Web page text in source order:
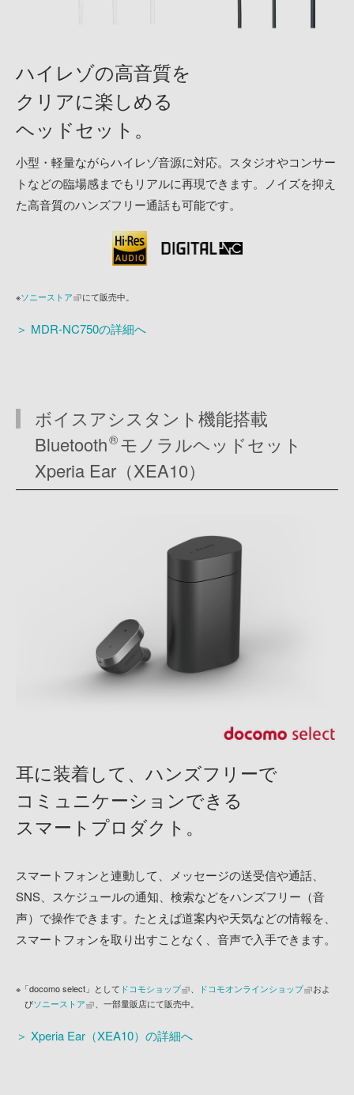
ハイレゾの高音質を
クリアに楽しめる
ヘッドセット。
小型・軽量ながらハイレゾ音源に対応。スタジオやコンサー
トなどの臨場感までもリアルに再現できます。ノイズを抑え
た高音質のハンズフリー通話も可能です。
※ソニーストア にて販売中。
＞ MDR-NC750の詳細へ
ボイスアシスタント機能搭載
Bluetooth®モノラルヘッドセット
Xperia Ear（XEA10）
耳に装着して、ハンズフリーで
コミュニケーションできる
スマートプロダクト。
スマートフォンと連動して、メッセージの送受信や通話、
SNS、スケジュールの通知、検索などをハンズフリー（音
声）で操作できます。たとえば道案内や天気などの情報を、
スマートフォンを取り出すことなく、音声で入手できます。
※「docomo select」として ドコモショップ ドコモオンラインショップ
およ
びソニーストア 、一部量販店にて販売中。
＞ Xperia Ear（XEA10）の詳細へ